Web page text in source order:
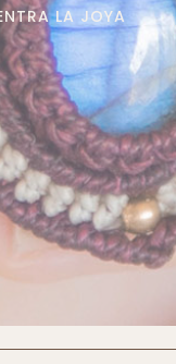
LA JOYA